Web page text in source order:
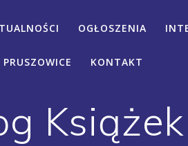
OGŁOSZENIA
PRUSZOWICE KONTAKT